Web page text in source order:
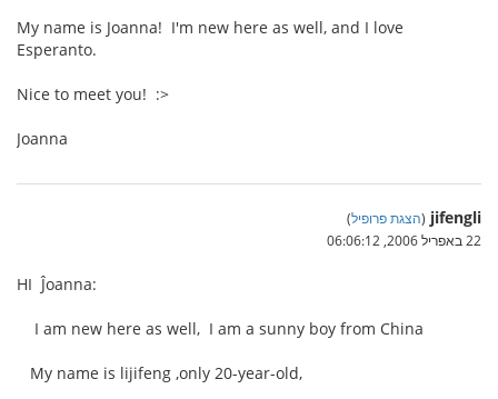
My name is Joanna! I'm new here as well, and I love
Esperanto.
Nice to meet you! :>
Joanna
jifengli
(הצגת פרופיל)
22 באפריל 2006, 06:06:12
HI Ĵoanna:
I am new here as well, I am a sunny boy from China
My name is lijifeng ,only 20-year-old,